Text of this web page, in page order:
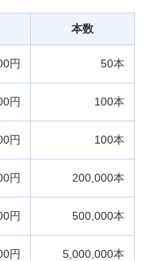
本数
円 50本
円 100本
円 100本
円 200,000本
円 500,000本
円 5,000,000本